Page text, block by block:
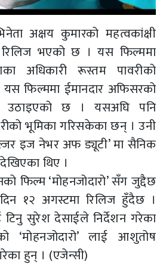
अक्षय कुमारको महत्वकांक्षी
रिलिज भएको छ । यस फिल्ममा
अधिकारी रूस्तम पावरीको
फिल्ममा ईमानदार अफिसरको
उठाइएको छ । यसअघि पनि
भूमिका गरिसकेका छन् । उनी
इज नेभर अफ ड्यूटी’ मा सैनिक
थिए ।
फिल्म ‘मोहनजोदारो’ सँग जुद्दैछ
१२ अगस्टमा रिलिज हुँदैछ ।
टिनु सुरेश देसाईले निर्देशन गरेका
लाई आशुतोष
हुन् । (एजेन्सी)